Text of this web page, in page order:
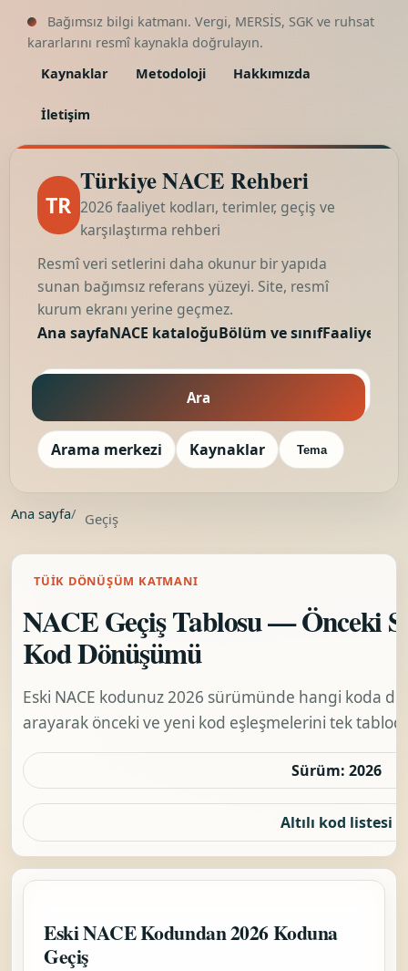
Bağımsız bilgi katmanı. Vergi, MERSİS, SGK ve ruhsat
kararlarını resmî kaynakla doğrulayın.
Kaynaklar
Metodoloji Hakkımızda
İletişim
TR
Türkiye NACE Rehberi
2026 faaliyet kodları, terimler, geçiş ve
karşılaştırma rehberi
Resmî veri setlerini daha okunur bir yapıda
sunan bağımsız referans yüzeyi. Site, resmî
kurum ekranı yerine geçmez.
Ana sayfaNACE kataloğuBölüm ve sınıfFaaliyet
Ara
Arama merkezi Kaynaklar Tema
Ana sayfa/ Geçiş
TÜİK DÖNÜŞÜM KATMANI
NACE Geçiş Tablosu — Önceki
Kod Dönüşümü
Eski NACE kodunuz 2026 sürümünde hangi koda
arayarak önceki ve yeni kod eşleşmelerini tek
Sürüm: 2026
Altılı kod listesi
Eski NACE Kodundan 2026 Koduna
Geçiş